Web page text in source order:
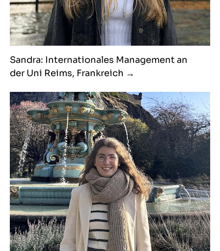
Sandra: Internationales Management an
der Uni Reims, Frankreich